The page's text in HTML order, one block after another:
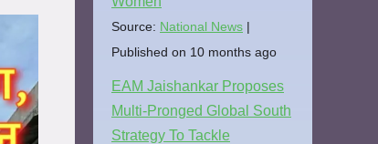
Source: National News
Published on 10 months ago
EAM Jaishankar Proposes
Multi-Pronged Global South
Strategy To Tackle